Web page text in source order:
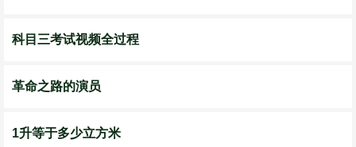
科目三考试视频全过程
革命之路的演员
1升等于多少立方米